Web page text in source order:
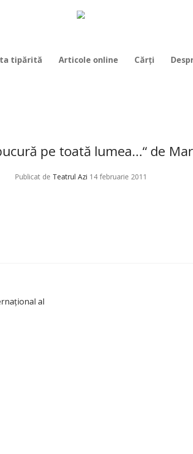
tipărită Articole online Cărți
pe toată lumea…“ de
Publicat de Teatrul Azi 14 februarie 2011
al